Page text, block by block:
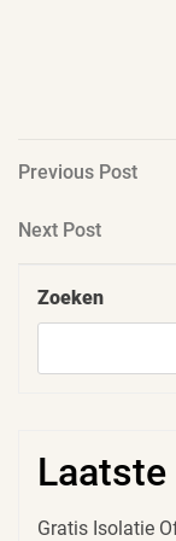
Previous
Previous Post
Next
Next Post
Zoeken
Gratis Isolatie